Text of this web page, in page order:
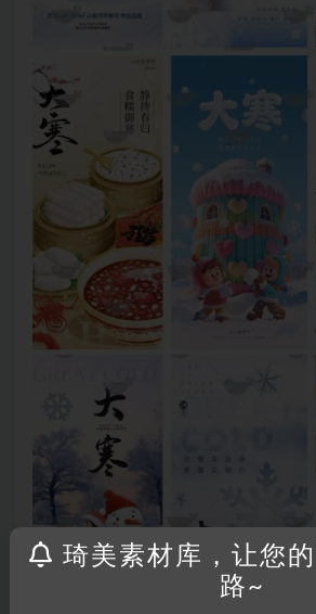
琦美素材库，让您
路~